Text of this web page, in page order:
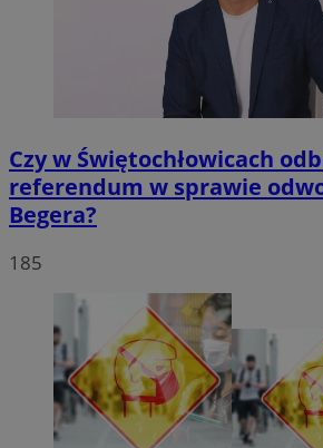
Czy w Świętochłowicach
referendum w sprawie
Begera?
185